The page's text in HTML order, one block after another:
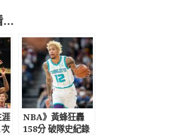
…
NBA》黃蜂狂轟
158分 破隊史紀錄